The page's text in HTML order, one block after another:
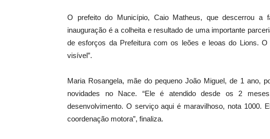
O prefeito do Município, Caio Matheus, que descerrou a
inauguração é a colheita e resultado de uma importante
de esforços da Prefeitura com os leões e leoas do Lions.
visível”.
Maria Rosangela, mãe do pequeno João Miguel, de 1 ano,
novidades no Nace. “Ele é atendido desde os 2
desenvolvimento. O serviço aqui é maravilhoso, nota 1000.
coordenação motora”, finaliza.